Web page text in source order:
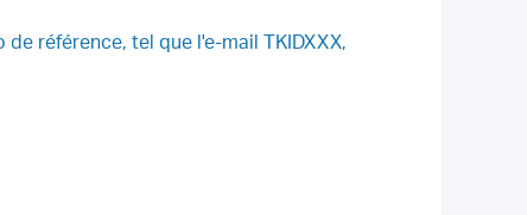
référence, tel que l'e-mail TKIDXXX,